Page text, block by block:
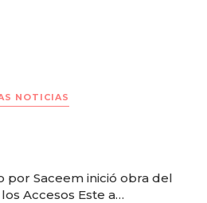
NOTICIAS
por Saceem inició obra del
Accesos Este a